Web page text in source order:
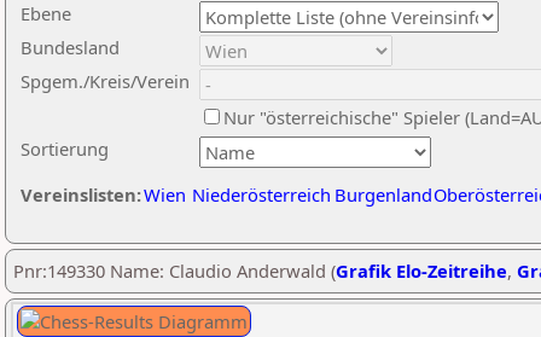
Ebene
Sortierung
Bundesland
Spgem./Kreis/Verein
Nur "österreichische" Spieler
Vereinslisten:Wien Niederösterreich Burgenland
Pnr:149330 Name: Claudio Anderwald (Grafik Elo-Zeitreihe,